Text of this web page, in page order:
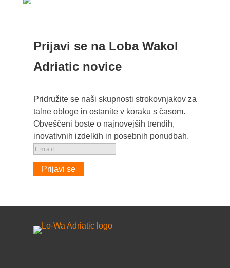
Prijavi se na Loba Wakol
Adriatic novice
Pridružite se naši skupnosti strokovnjakov za
talne obloge in ostanite v koraku s časom.
Obveščeni boste o najnovejših trendih,
inovativnih izdelkih in posebnih ponudbah.
Prijavi se